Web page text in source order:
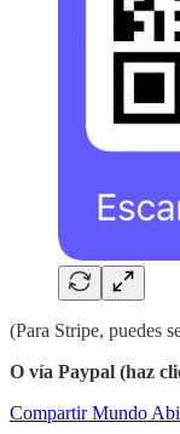
(Para Stripe, puedes
O vía Paypal (haz
Compartir Mundo